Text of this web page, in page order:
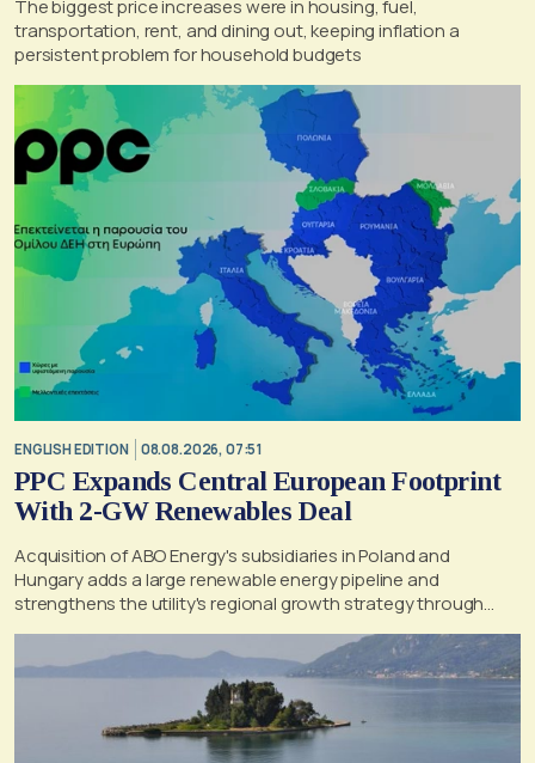
The biggest price increases were in housing, fuel,
transportation, rent, and dining out, keeping inflation a
persistent problem for household budgets
ENGLISH EDITION 08.08.2026, 07:51
PPC Expands Central European Footprint
With 2-GW Renewables Deal
Acquisition of ABO Energy's subsidiaries in Poland and
Hungary adds a large renewable energy pipeline and
strengthens the utility's regional growth strategy through